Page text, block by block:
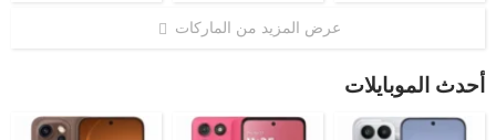
عرض المزيد من الماركات
أحدث الموبايلات